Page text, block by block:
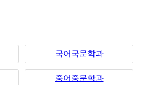
국어국문학과
중어중문학과